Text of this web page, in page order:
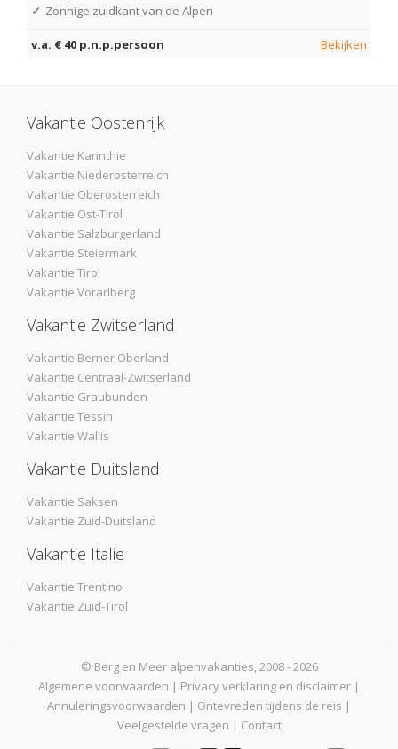
✓ Zonnige zuidkant van de Alpen
v.a. € 40 p.n.p.persoon Bekijken
Vakantie Oostenrijk
Vakantie Karinthie
Vakantie Niederosterreich
Vakantie Oberosterreich
Vakantie Ost-Tirol
Vakantie Salzburgerland
Vakantie Steiermark
Vakantie Tirol
Vakantie Vorarlberg
Vakantie Zwitserland
Vakantie Berner Oberland
Vakantie Centraal-Zwitserland
Vakantie Graubunden
Vakantie Tessin
Vakantie Wallis
Vakantie Duitsland
Vakantie Saksen
Vakantie Zuid-Duitsland
Vakantie Italie
Vakantie Trentino
Vakantie Zuid-Tirol
© Berg en Meer alpenvakanties, 2008 - 2026
Algemene voorwaarden | Privacy verklaring en disclaimer |
Annuleringsvoorwaarden | Ontevreden tijdens de reis |
Veelgestelde vragen | Contact